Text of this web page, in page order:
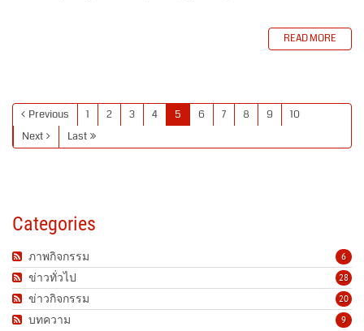
READ MORE
Previous 1 2 3 4 5 6 7 8 9
10
Next
Last
Categories
6
ภาพกิจกรรม
28
ข่าวทั่วไป
20
ข่าวกิจกรรม
9
บทความ